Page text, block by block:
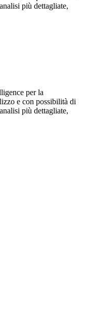
più dettagliate,
per la
e con possibilità di
più dettagliate,